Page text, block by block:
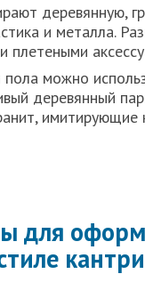
деревянную,
и металла.
плетеными
можно
деревянный
имитирующие
для
кантри